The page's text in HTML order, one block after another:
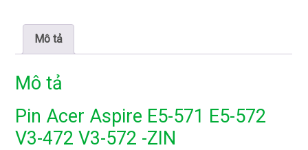
Mô tả
Mô tả
Pin Acer Aspire E5-571 E5-572
V3-472 V3-572 -ZIN